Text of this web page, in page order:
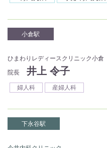
小倉駅
ひまわりレディースクリニック小倉
院長
井上 令子
婦人科 産婦人科
下永谷駅